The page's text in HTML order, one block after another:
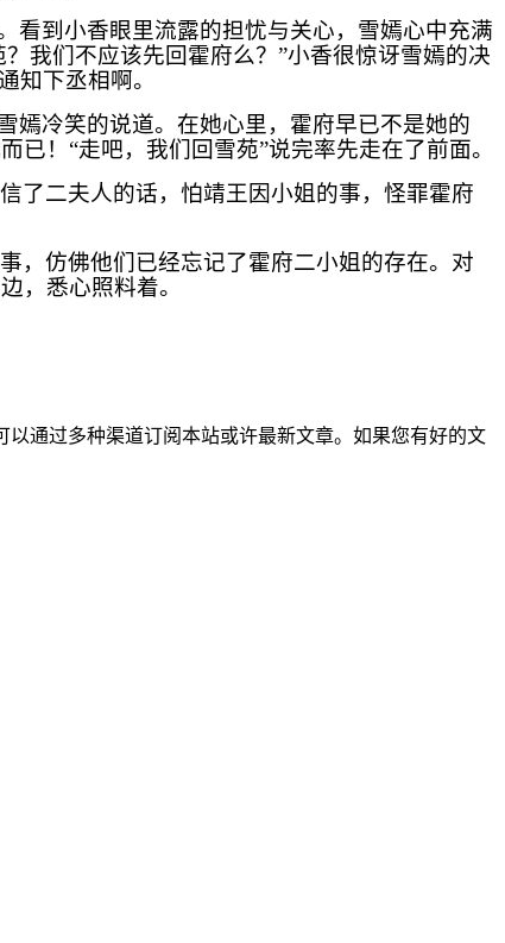
看到小香眼里流露的担忧与关心，雪嫣心中充满
我们不应该先回霍府么？”小香很惊讶雪嫣的决
知下丞相啊。
嫣冷笑的说道。在她心里，霍府早已不是她的
！“走吧，我们回雪苑”说完率先走在了前面。
了二夫人的话，怕靖王因小姐的事，怪罪霍府
，仿佛他们已经忘记了霍府二小姐的存在。对
，悉心照料着。
通过多种渠道订阅本站或许最新文章。如果您有好的文